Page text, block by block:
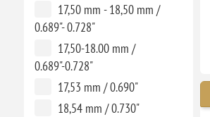
17,50 mm - 18,50 mm /
0.689"- 0.728"
17,50-18.00 mm /
0.689"-0.728"
17,53 mm / 0.690"
18,54 mm / 0.730"